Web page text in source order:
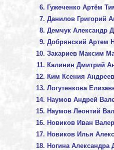
Гужеченко Артём
Данилов Григорий
Демчук Александр
Добрянский Артем
Закариев Максим
Калинин Дмитрий
Ким Ксения
Логутенкова
Наумов Андрей
Наумов Леонтий
Новиков Иван
Новиков Илья
Ногина Александра